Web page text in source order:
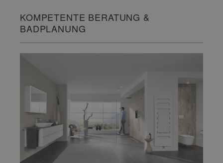
KOMPETENTE BERATUNG &
BADPLANUNG